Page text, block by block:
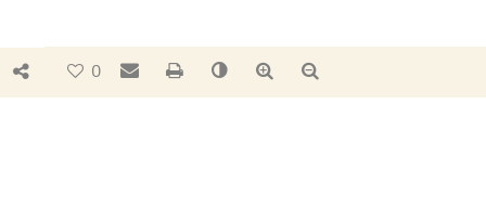
Bouton de partage
0 Envoyer par e-mail
ImprimerChanger le contraste
Agrandir le texte